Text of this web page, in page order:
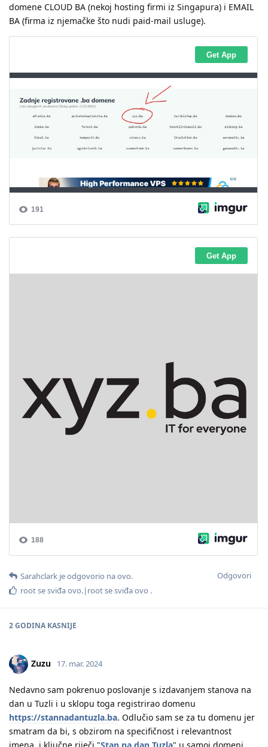
domene CLOUD BA (nekoj hosting firmi iz Singapura) i EMAIL
BA (firma iz njemačke što nudi paid-mail usluge).
Odgovori
Sarahclark je odgovorio na ovo.
rootse sviđa ovo.| rootse sviđa ovo .
2 GODINA KASNIJE
Zuzu 17. mar. 2024
Nedavno sam pokrenuo poslovanje s izdavanjem stanova na
dan u Tuzli i u sklopu toga registrirao domenu
https://stannadantuzla.ba. Odlučio sam se za tu domenu jer
smatram da bi, s obzirom na specifičnost i relevantnost